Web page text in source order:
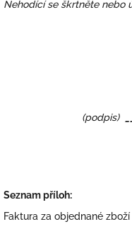
Nehodící se škrtněte nebo
(podpis)
Seznam příloh:
Faktura za objednané zboží